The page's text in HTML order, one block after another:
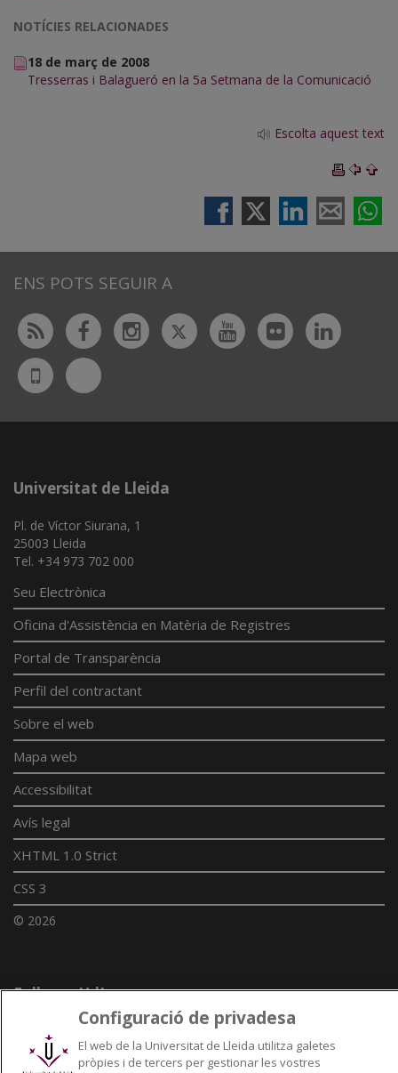
NOTÍCIES RELACIONADES
18 de març de 2008
Tresserras i Balagueró en la 5a Setmana de la Comunicació
Escolta aquest text
ENS POTS SEGUIR A
Rss FacebookInstagram
TwitterYoutubeFlickr
UdL
App
Bluesky
Universitat de Lleida
Pl. de Víctor Siurana, 1
25003 Lleida
Tel. +34 973 702 000
Seu Electrònica
Oficina d'Assistència en Matèria de Registres
Portal de Transparència
Perfil del contractant
Sobre el web
Mapa web
Accessibilitat
Avís legal
XHTML 1.0 Strict
CSS 3
© 2026
Enllaços UdL
Xarxes universitàries
Configuració de privadesa
El web de la Universitat de Lleida utilitza galetes
pròpies i de tercers per gestionar les vostres